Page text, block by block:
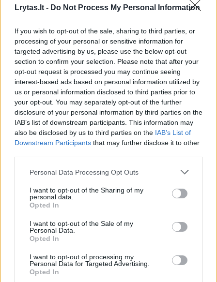
Lrytas.lt - Do Not Process My Personal Information
If you wish to opt-out of the sale, sharing to third parties, or
processing of your personal or sensitive information for
targeted advertising by us, please use the below opt-out
section to confirm your selection. Please note that after your
opt-out request is processed you may continue seeing
interest-based ads based on personal information utilized by
us or personal information disclosed to third parties prior to
your opt-out. You may separately opt-out of the further
disclosure of your personal information by third parties on the
IAB’s list of downstream participants. This information may
also be disclosed by us to third parties on the IAB’s List of
Downstream Participants that may further disclose it to other
Personal Data Processing Opt Outs
I want to opt-out of the Sharing of my
personal data.
Opted In
I want to opt-out of the Sale of my
Personal Data.
Opted In
I want to opt-out of processing my
Personal Data for Targeted Advertising.
Opted In
00:00:40
Dronai Vokietijoje kelia vis daugiau klausimų: du
pastebėti virš karinės bazės
Žinios | Pasaulis
Visi įrašai
Žiūrimiausi įrašai
00:00:30
Vaizdai iš tragiškos avarijos Vilniaus r.: dviejų moterų ir
Žinios | Lietuvos diena
00:00:57
Savaitės vidurys nusimato karštas: temperatūra kils iki
32 laipsnių šilumos
Žinios | Orai